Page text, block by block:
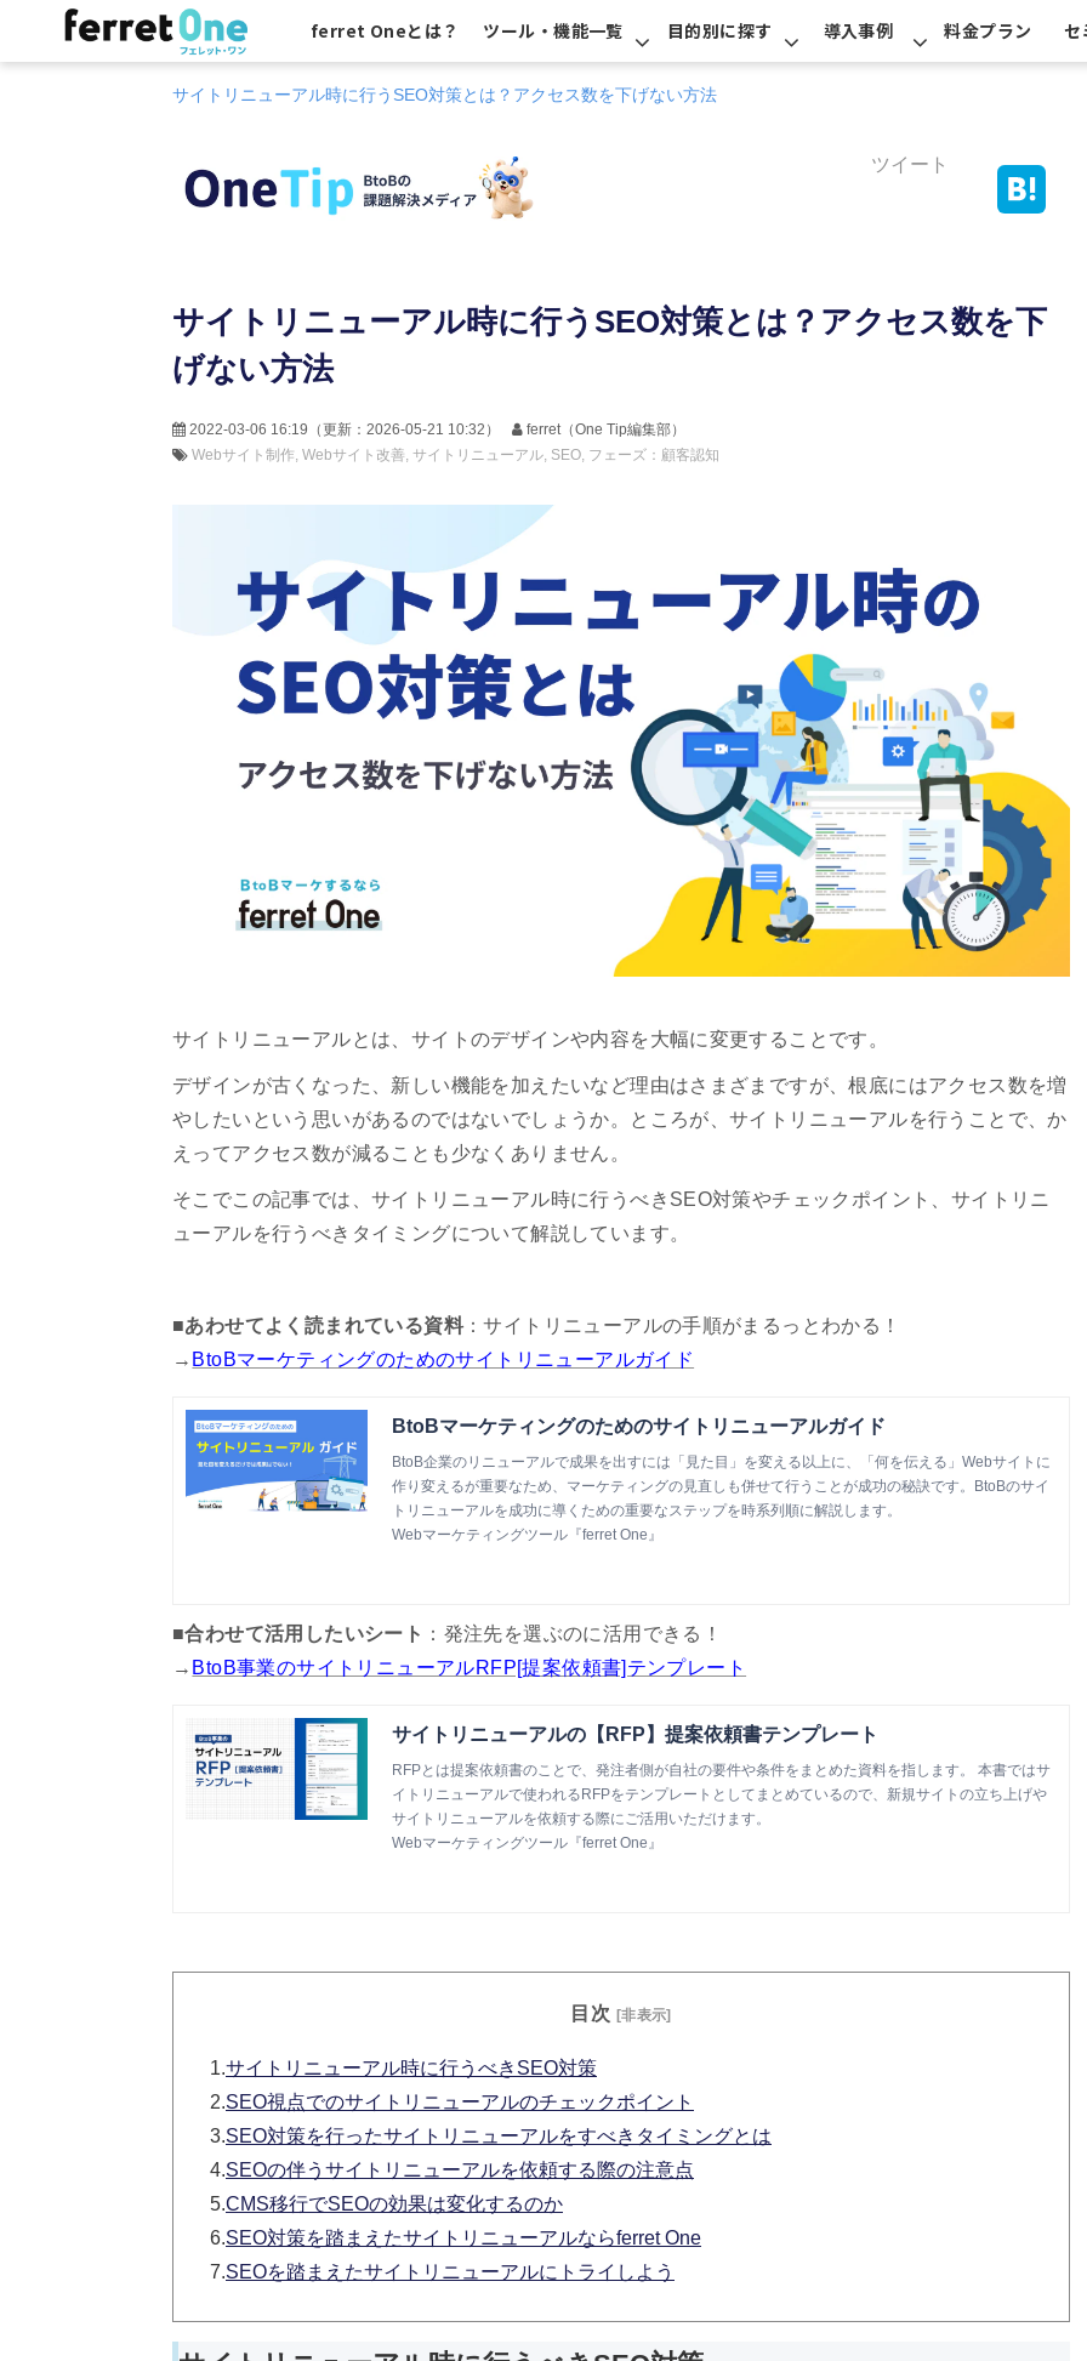
ferret Oneとは？ ツール・機能一覧 目的別に探す 導入事例 料金プラン セ
サイトリニューアル時に行うSEO対策とは？アクセス数を下げない方法
ツイート
サイトリニューアル時に行うSEO対策とは？アクセス数を下
げない方法
2022-03-06 16:19 （更新： 2026-05-21 10:32 ）
ferret（One Tip編集部）
Webサイト制作 Webサイト改善 サイトリニューアル SEO フェーズ：顧客認知
サイトリニューアルとは、サイトのデザインや内容を大幅に変更することです。
デザインが古くなった、新しい機能を加えたいなど理由はさまざまですが、根底にはアクセス数を増
やしたいという思いがあるのではないでしょうか。ところが、サイトリニューアルを行うことで、か
えってアクセス数が減ることも少なくありません。
そこでこの記事では、サイトリニューアル時に行うべきSEO対策やチェックポイント、サイトリニ
ューアルを行うべきタイミングについて解説しています。
■あわせてよく読まれている資料：サイトリニューアルの手順がまるっとわかる！
→ BtoBマーケティングのためのサイトリニューアルガイド
BtoBマーケティングのためのサイトリニューアルガイド
BtoB企業のリニューアルで成果を出すには「見た目」を変える以上に、「何を伝える」Webサイトに
作り変えるが重要なため、マーケティングの見直しも併せて行うことが成功の秘訣です。BtoBのサイ
トリニューアルを成功に導くための重要なステップを時系列順に解説します。
Webマーケティングツール『ferret One』
■合わせて活用したいシート ：発注先を選ぶのに活用できる！
→ BtoB事業のサイトリニューアルRFP[提案依頼書]テンプレート
サイトリニューアルの【RFP】提案依頼書テンプレート
RFPとは提案依頼書のことで、発注者側が自社の要件や条件をまとめた資料を指します。 本書ではサ
イトリニューアルで使われるRFPをテンプレートとしてまとめているので、新規サイトの立ち上げや
サイトリニューアルを依頼する際にご活用いただけます。
Webマーケティングツール『ferret One』
目次 [非表示]
1.サイトリニューアル時に行うべきSEO対策
2.SEO視点でのサイトリニューアルのチェックポイント
3.SEO対策を行ったサイトリニューアルをすべきタイミングとは
4.SEOの伴うサイトリニューアルを依頼する際の注意点
5.CMS移行でSEOの効果は変化するのか
6.SEO対策を踏まえたサイトリニューアルならferret One
7.SEOを踏まえたサイトリニューアルにトライしよう